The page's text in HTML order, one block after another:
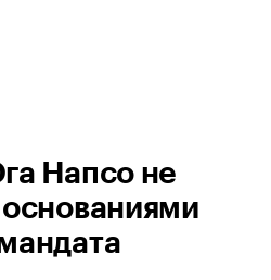
Напсо не
основаниями